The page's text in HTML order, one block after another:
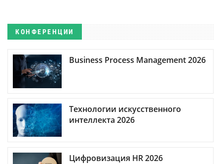
КОНФЕРЕНЦИИ
Business Process Management 2026
Технологии искусственного
интеллекта 2026
Цифровизация HR 2026